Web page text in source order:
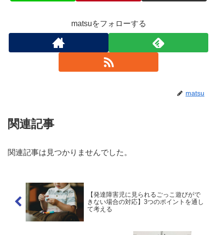
matsuをフォローする
matsu
関連記事
関連記事は見つかりませんでした。
【発達障害児に見られるごっこ遊びがで
きない場合の対応】3つのポイントを通し
て考える